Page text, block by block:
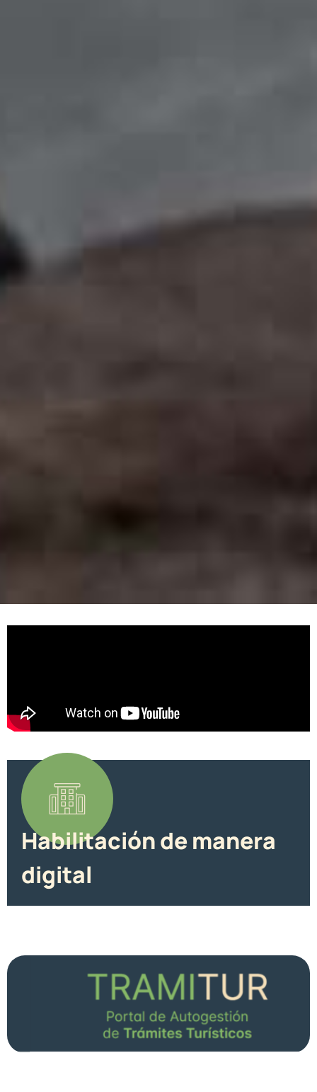
Habilitación de manera
digital